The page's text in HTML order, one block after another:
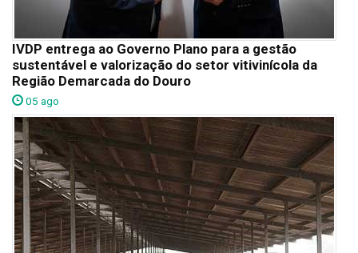
IVDP entrega ao Governo Plano para a gestão
sustentável e valorização do setor vitivinícola da
Região Demarcada do Douro
05 ago